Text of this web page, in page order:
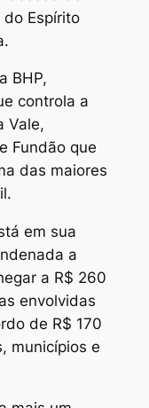
do Espírito
BHP,
controla a
Vale,
Fundão que
das maiores
em sua
a
a R$ 260
envolvidas
de R$ 170
municípios e